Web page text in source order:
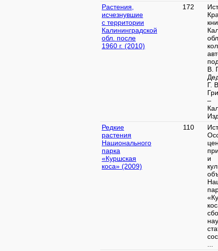
Растения,
исчезнувшие
с территории
Калининградской
обл. после
1960 г. (2010)
172
В.
Г.
–
Редкие
растения
Национального
парка
«Куршская
коса» (2009)
110
и